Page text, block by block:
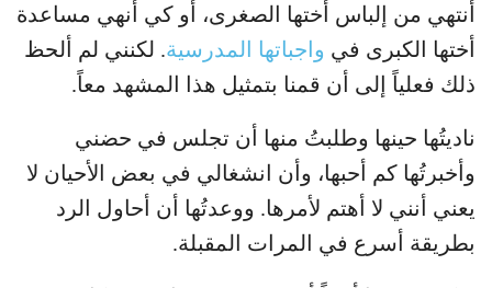
أنتهي من إلباس أختها الصغرى، أو كي أنهي مساعدة
أختها الكبرى في واجباتها المدرسية. لكنني لم ألحظ
ذلك فعلياً إلى أن قمنا بتمثيل هذا المشهد معاً.
ناديتُها حينها وطلبتُ منها أن تجلس في حضني
وأخبرتُها كم أحبها، وأن انشغالي في بعض الأحيان لا
يعني أنني لا أهتم لأمرها. ووعدتُها أن أحاول الرد
بطريقة أسرع في المرات المقبلة.